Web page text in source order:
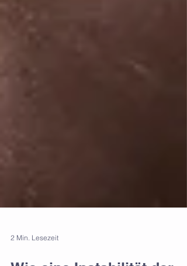
2 Min. Lesezeit